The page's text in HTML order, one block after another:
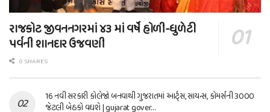
રાજકોટ જીવનનગરમાં ૪૩ માં વર્ષે હોળી-ધુળેટી
પર્વની શાનદાર ઉજવણી
0 SHARES
16 નવી સરકારી કોલેજો બનવાથી ગુજરાતમાં આર્ટ્સ, સાયન્સ, કોમર્સની 3000
જેટલી બેઠકો વધશે | gujarat gover…